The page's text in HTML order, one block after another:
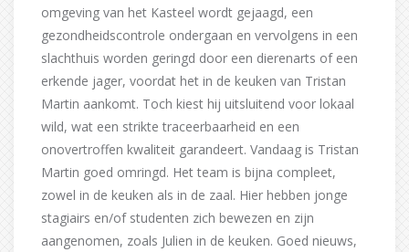
omgeving van het Kasteel wordt gejaagd, een
gezondheidscontrole ondergaan en vervolgens in een
slachthuis worden geringd door een dierenarts of een
erkende jager, voordat het in de keuken van Tristan
Martin aankomt. Toch kiest hij uitsluitend voor lokaal
wild, wat een strikte traceerbaarheid en een
onovertroffen kwaliteit garandeert. Vandaag is Tristan
Martin goed omringd. Het team is bijna compleet,
zowel in de keuken als in de zaal. Hier hebben jonge
stagiairs en/of studenten zich bewezen en zijn
aangenomen, zoals Julien in de keuken. Goed nieuws,